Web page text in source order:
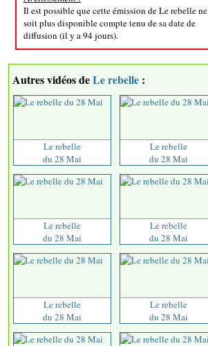
Il est possible que cette émission de Le rebelle ne
soit plus disponible compte tenu de sa date de
diffusion (il y a 94 jours).
Autres vidéos deLe rebelle :
Le rebelle
du 28 Mai
Le rebelle
du 28 Mai
Le rebelle
du 28 Mai
Le rebelle
du 28 Mai
Le rebelle
du 28 Mai
Le rebelle
du 28 Mai